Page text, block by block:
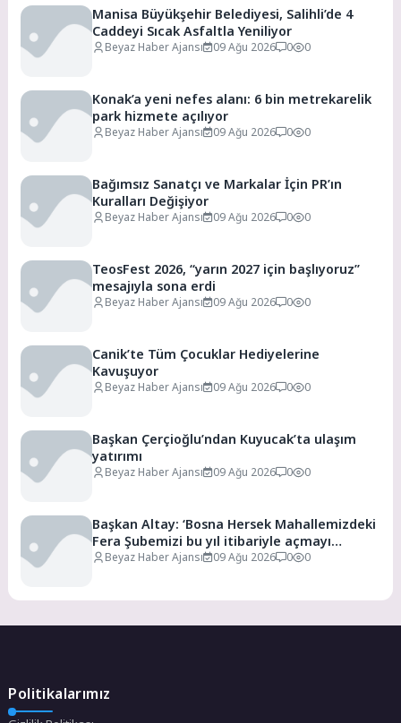
Manisa Büyükşehir Belediyesi, Salihli’de 4
Caddeyi Sıcak Asfaltla Yeniliyor
Beyaz Haber Ajansı 09 Ağu 2026 0 0
Konak’a yeni nefes alanı: 6 bin metrekarelik
park hizmete açılıyor
Beyaz Haber Ajansı 09 Ağu 2026 0 0
Bağımsız Sanatçı ve Markalar İçin PR’ın
Kuralları Değişiyor
Beyaz Haber Ajansı 09 Ağu 2026 0 0
TeosFest 2026, “yarın 2027 için başlıyoruz”
mesajıyla sona erdi
Beyaz Haber Ajansı 09 Ağu 2026 0 0
Canik’te Tüm Çocuklar Hediyelerine
Kavuşuyor
Beyaz Haber Ajansı 09 Ağu 2026 0 0
Başkan Çerçioğlu’ndan Kuyucak’ta ulaşım
yatırımı
Beyaz Haber Ajansı 09 Ağu 2026 0 0
Başkan Altay: ‘Bosna Hersek Mahallemizdeki
Fera Şubemizi bu yıl itibariyle açmayı
planlıyoruz’
Beyaz Haber Ajansı 09 Ağu 2026 0 0
Politikalarımız